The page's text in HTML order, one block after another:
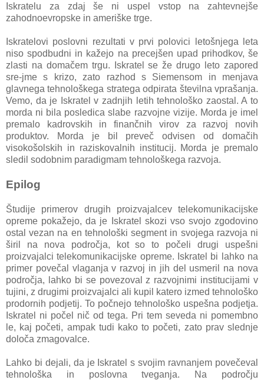
Iskratelu za zdaj še ni uspel vstop na zahtevnejše
zahodnoevropske in ameriške trge.
Iskratelovi poslovni rezultati v prvi polovici letošnjega leta
niso spodbudni in kažejo na precejšen upad prihodkov, še
zlasti na domačem trgu. Iskratel se že drugo leto zapored
sre-jme s krizo, zato razhod s Siemensom in menjava
glavnega tehnološkega stratega odpirata številna vprašanja.
Vemo, da je Iskratel v zadnjih letih tehnološko zaostal. A to
morda ni bila posledica slabe razvojne vizije. Morda je imel
premalo kadrovskih in finančnih virov za razvoj novih
produktov. Morda je bil preveč odvisen od domačih
visokošolskih in raziskovalnih institucij. Morda je premalo
sledil sodobnim paradigmam tehnološkega razvoja.
Epilog
Študije primerov drugih proizvajalcev telekomunikacijske
opreme pokažejo, da je Iskratel skozi vso svojo zgodovino
ostal vezan na en tehnološki segment in svojega razvoja ni
širil na nova področja, kot so to počeli drugi uspešni
proizvajalci telekomunikacijske opreme. Iskratel bi lahko na
primer povečal vlaganja v razvoj in jih del usmeril na nova
področja, lahko bi se povezoval z razvojnimi institucijami v
tujini, z drugimi proizvajalci ali kupil katero izmed tehnološko
prodornih podjetij. To počnejo tehnološko uspešna podjetja.
Iskratel ni počel nič od tega. Pri tem seveda ni pomembno
le, kaj početi, ampak tudi kako to početi, zato prav slednje
določa zmagovalce.
Lahko bi dejali, da je Iskratel s svojim ravnanjem povečeval
tehnološka in poslovna tveganja. Na področju